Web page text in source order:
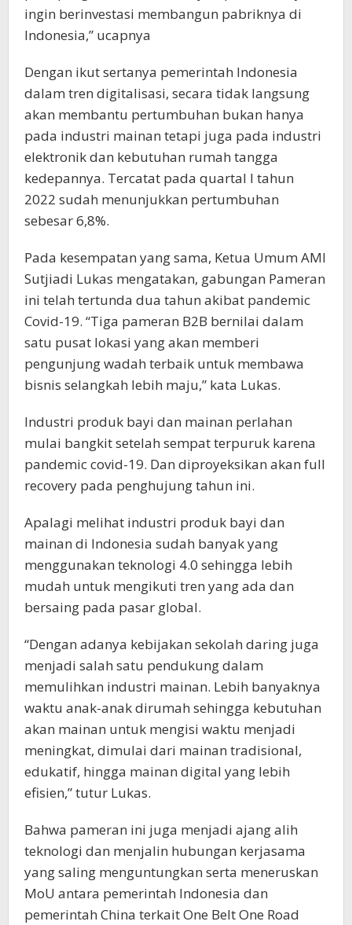
ingin berinvestasi membangun pabriknya di
Indonesia,” ucapnya
Dengan ikut sertanya pemerintah Indonesia
dalam tren digitalisasi, secara tidak langsung
akan membantu pertumbuhan bukan hanya
pada industri mainan tetapi juga pada industri
elektronik dan kebutuhan rumah tangga
kedepannya. Tercatat pada quartal I tahun
2022 sudah menunjukkan pertumbuhan
sebesar 6,8%.
Pada kesempatan yang sama, Ketua Umum AMI
Sutjiadi Lukas mengatakan, gabungan Pameran
ini telah tertunda dua tahun akibat pandemic
Covid-19. “Tiga pameran B2B bernilai dalam
satu pusat lokasi yang akan memberi
pengunjung wadah terbaik untuk membawa
bisnis selangkah lebih maju,” kata Lukas.
Industri produk bayi dan mainan perlahan
mulai bangkit setelah sempat terpuruk karena
pandemic covid-19. Dan diproyeksikan akan full
recovery pada penghujung tahun ini.
Apalagi melihat industri produk bayi dan
mainan di Indonesia sudah banyak yang
menggunakan teknologi 4.0 sehingga lebih
mudah untuk mengikuti tren yang ada dan
bersaing pada pasar global.
“Dengan adanya kebijakan sekolah daring juga
menjadi salah satu pendukung dalam
memulihkan industri mainan. Lebih banyaknya
waktu anak-anak dirumah sehingga kebutuhan
akan mainan untuk mengisi waktu menjadi
meningkat, dimulai dari mainan tradisional,
edukatif, hingga mainan digital yang lebih
efisien,” tutur Lukas.
Bahwa pameran ini juga menjadi ajang alih
teknologi dan menjalin hubungan kerjasama
yang saling menguntungkan serta meneruskan
MoU antara pemerintah Indonesia dan
pemerintah China terkait One Belt One Road